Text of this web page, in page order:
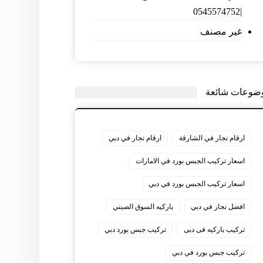
|0545574752
غير مصنف
شائعة
ارقام نجار في الشارقة ارقام نجار في دبي
اسعار تركيب الجبس بورد في الامارات
اسعار تركيب الجبس بورد في دبي
افضل نجار في دبي باركيه السوق الصيني
تركيب باركيه فى دبى تركيب جبس بورد دبي
تركيب جبس بورد في دبي